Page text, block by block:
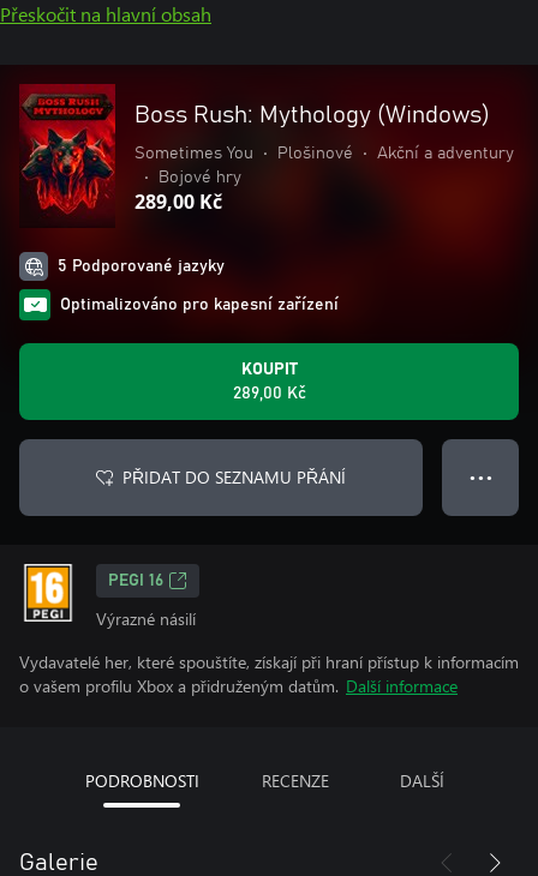
Přeskočit na hlavní obsah
Boss Rush: Mythology (Windows)
Sometimes You • Plošinové •
Akční a adventury
•
Bojové hry
289,00 Kč
5 Podporované jazyky
Optimalizováno pro kapesní zařízení
KOUPIT
289,00 Kč
PŘIDAT DO SEZNAMU PŘÁNÍ ● ● ●
PEGI 16
Výrazné násilí
Vydavatelé her, které spouštíte, získají při hraní přístup k informacím
o vašem profilu Xbox a přidruženým datům. Další informace
PODROBNOSTI RECENZE DALŠÍ
Galerie